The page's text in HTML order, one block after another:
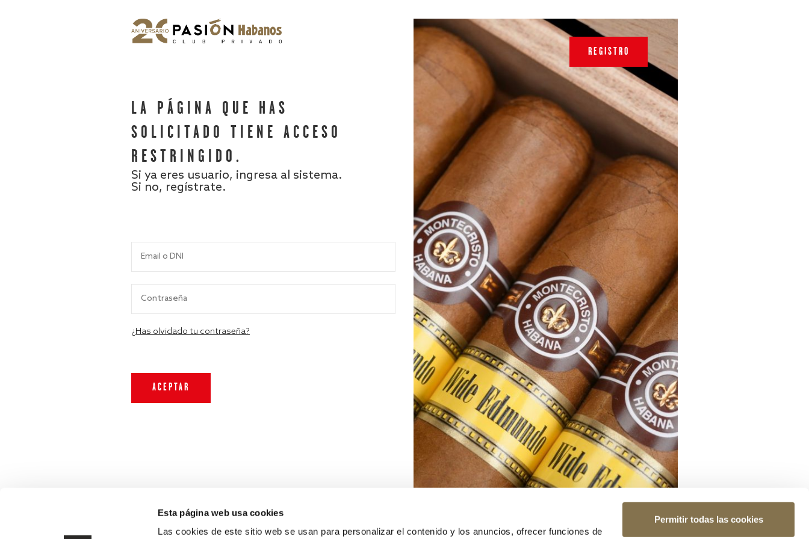
Esta página web usa cookies
Las cookies de este sitio web se usan para personalizar el contenido y los anuncios, ofrecer funciones de
Permitir todas las cookies
LA PÁGINA QUE HAS
SOLICITADO TIENE ACCESO
RESTRINGIDO.
Si ya eres usuario, ingresa al sistema.
Si no, regístrate.
¿Has olvidado tu contraseña?
REGISTRO